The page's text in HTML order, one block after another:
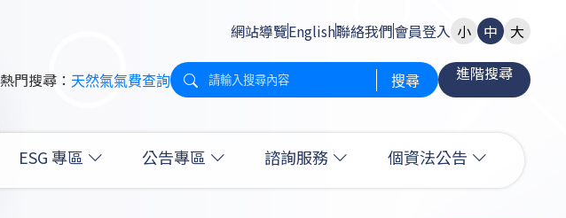
網站導覽English聯絡我們會員登入 小 中 大
熱門搜尋： 天然氣氣費查詢 搜尋 進階搜尋
ESG 專區 公告專區 諮詢服務 個資法公告